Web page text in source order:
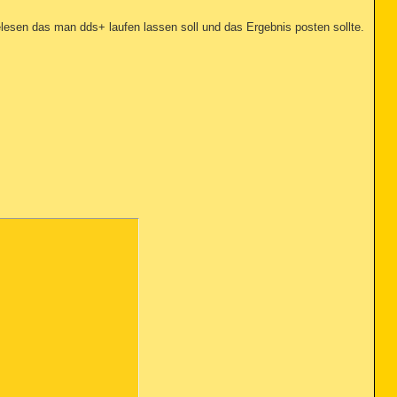
das man dds+ laufen lassen soll und das Ergebnis posten sollte.